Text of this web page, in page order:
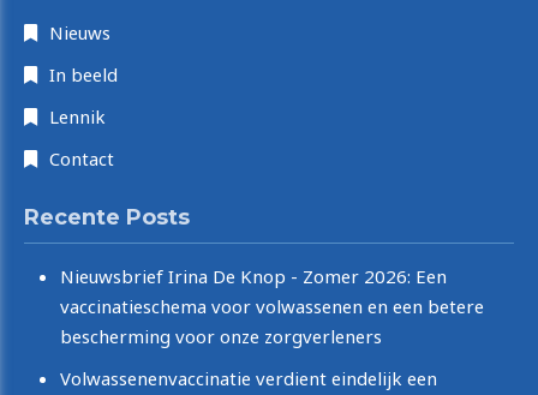
Nieuws
In beeld
Lennik
Contact
Recente Posts
Nieuwsbrief Irina De Knop - Zomer 2026: Een
vaccinatieschema voor volwassenen en een betere
bescherming voor onze zorgverleners
Volwassenenvaccinatie verdient eindelijk een